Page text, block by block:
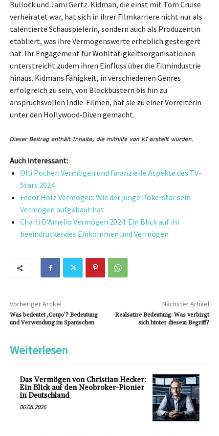
Bullock und Jami Gertz. Kidman, die einst mit Tom Cruise
verheiratet war, hat sich in ihrer Filmkarriere nicht nur als
talentierte Schauspielerin, sondern auch als Produzentin
etabliert, was ihre Vermögenswerte erheblich gesteigert
hat. Ihr Engagement für Wohltätigkeitsorganisationen
unterstreicht zudem ihren Einfluss über die Filmindustrie
hinaus. Kidmans Fähigkeit, in verschiedenen Genres
erfolgreich zu sein, von Blockbustern bis hin zu
anspruchsvollen Indie-Filmen, hat sie zu einer Vorreiterin
unter den Hollywood-Diven gemacht.
Auch interessant:
Olli Pocher: Vermögen und finanzielle Aspekte des TV-
Stars 2024
Fedor Holz Vermögen: Wie der junge Pokerstar sein
Vermögen aufgebaut hat
Charli D’Amelio Vermögen 2024: Ein Blick auf ihr
beeindruckendes Einkommen und Vermögen
Vorheriger Artikel
Was bedeutet ‚Conjo‘? Bedeutung
und Verwendung im Spanischen
Nächster Artikel
Realsatire Bedeutung: Was verbirgt
sich hinter diesem Begriff?
Weiterlesen
Das Vermögen von Christian Hecker:
Ein Blick auf den Neobroker-Pionier
in Deutschland
06.08.2026